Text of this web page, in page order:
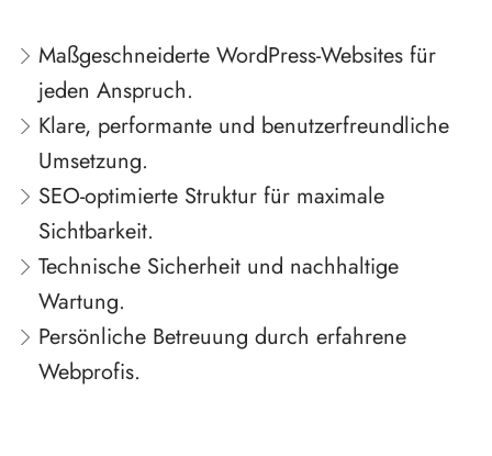
Maßgeschneiderte WordPress-Websites für
jeden Anspruch.
Klare, performante und benutzerfreundliche
Umsetzung.
SEO-optimierte Struktur für maximale
Sichtbarkeit.
Technische Sicherheit und nachhaltige
Wartung.
Persönliche Betreuung durch erfahrene
Webprofis.